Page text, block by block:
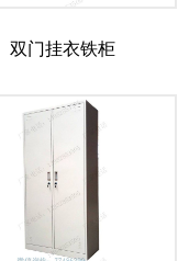
双门挂衣铁柜